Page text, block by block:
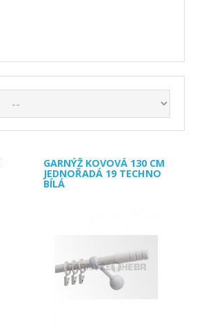
GARNÝŽ KOVOVÁ 130 CM
JEDNOŘADÁ 19 TECHNO
BÍLÁ